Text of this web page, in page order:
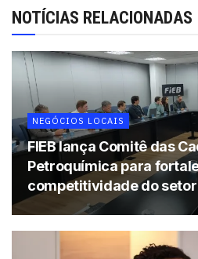
O documento foi assinado por:
Carlos Henrique Passos
Vladson Menezes
Clécio Eloy
Bernardo Araújo
Carlos de Freitas Alfano
Estratégia para o futuro da
Segundo Carlos Henrique
NOTÍCIAS RELACIONADAS
NEGÓCIOS LOCAIS
FIEB lança Comitê das
Petroquímica para
competitividade do setor